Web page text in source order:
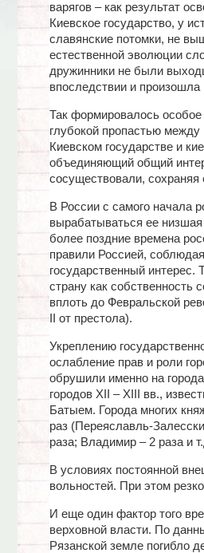
варягов – как результат
Киевское государство, у
славянские потомки, не
естественной эволюции
дружинники не были
впоследствии и
Так формировалось
глубокой пропастью
Киевском государстве и
объединяющий общий
сосуществовали, сохраняя
В России с самого начала
вырабатываться ее
более поздние времена
правили Россией,
государственный интерес.
страну как собственность
вплоть до Февральской
II от престола).
Укреплению
ослабление прав и роли
обрушили именно на
городов XII – XIII вв.,
Батыем. Города многих
раз (Переяславль-
раза; Владимир – 2 раза и
В условиях постоянной
вольностей. При этом
И еще один фактор того
верховной власти. По
Рязанской земле погибло